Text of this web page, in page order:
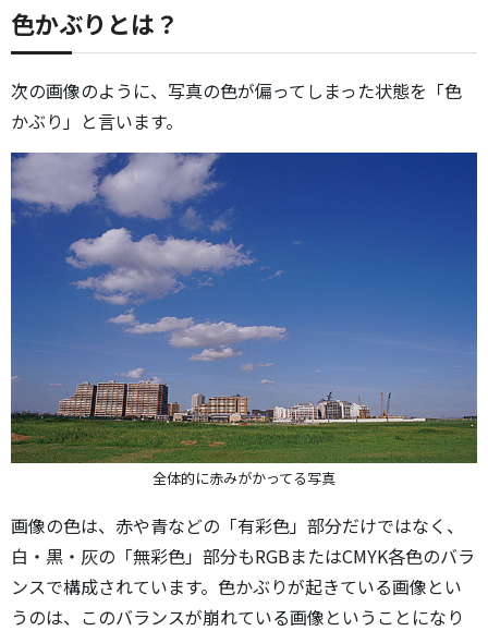
色かぶりとは？
次の画像のように、写真の色が偏ってしまった状態を「色
かぶり」と言います。
全体的に赤みがかってる写真
画像の色は、赤や青などの「有彩色」部分だけではなく、
白・黒・灰の「無彩色」部分もRGBまたはCMYK各色のバラ
ンスで構成されています。色かぶりが起きている画像とい
うのは、このバランスが崩れている画像ということになり